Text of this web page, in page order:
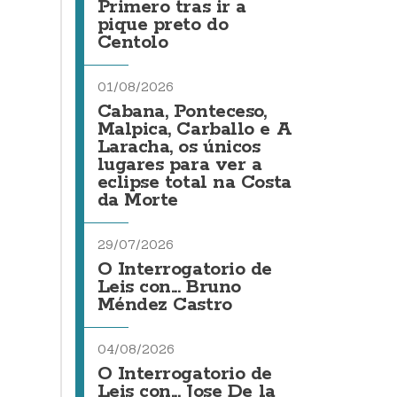
Primero tras ir a
pique preto do
Centolo
01/08/2026
Cabana, Ponteceso,
Malpica, Carballo e A
Laracha, os únicos
lugares para ver a
eclipse total na Costa
da Morte
29/07/2026
O Interrogatorio de
Leis con... Bruno
Méndez Castro
04/08/2026
O Interrogatorio de
Leis con... Jose De la